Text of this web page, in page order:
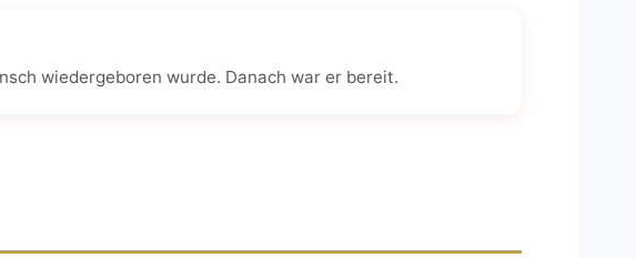
wiedergeboren wurde. Danach war er bereit.